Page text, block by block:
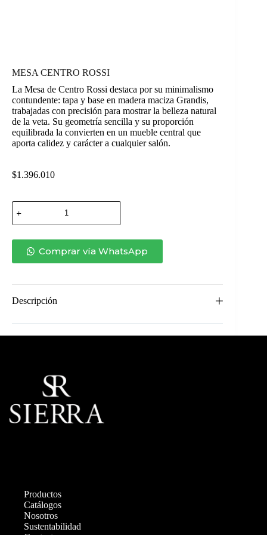
MESA CENTRO ROSSI
La Mesa de Centro Rossi destaca por su minimalismo
contundente: tapa y base en madera maciza Grandis,
trabajadas con precisión para mostrar la belleza natural
de la veta. Su geometría sencilla y su proporción
equilibrada la convierten en un mueble central que
aporta calidez y carácter a cualquier salón.
$1.396.010
MESA
CENTRO
ROSSI
Comprar vía WhatsApp
Descripción
Productos
Catálogos
Nosotros
Sustentabilidad